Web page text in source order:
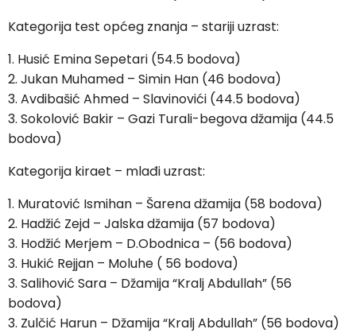
Kategorija test općeg znanja – stariji uzrast:
1. Husić Emina Sepetari (54.5 bodova)
2. Jukan Muhamed – Simin Han (46 bodova)
3. Avdibašić Ahmed – Slavinovići (44.5 bodova)
3. Sokolović Bakir – Gazi Turali-begova džamija (44.5
bodova)
Kategorija kiraet – mlađi uzrast:
1. Muratović Ismihan – Šarena džamija (58 bodova)
2. Hadžić Zejd – Jalska džamija (57 bodova)
3. Hodžić Merjem – D.Obodnica – (56 bodova)
3. Hukić Rejjan – Moluhe ( 56 bodova)
3. Salihović Sara – Džamija “Kralj Abdullah” (56
bodova)
3. Zulčić Harun – Džamija “Kralj Abdullah” (56 bodova)